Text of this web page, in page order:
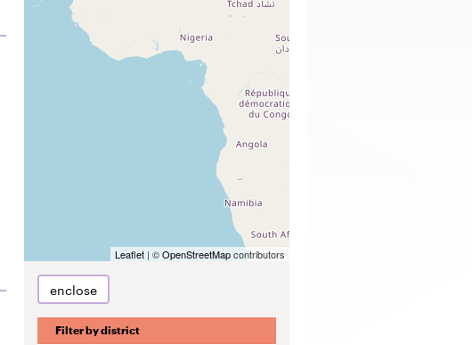
Leaflet | ©OpenStreetMapcontributors
enclose
Filter by district